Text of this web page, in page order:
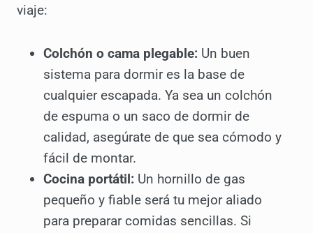
viaje:
Colchón o cama plegable: Un buen
sistema para dormir es la base de
cualquier escapada. Ya sea un colchón
de espuma o un saco de dormir de
calidad, asegúrate de que sea cómodo y
fácil de montar.
Cocina portátil: Un hornillo de gas
pequeño y fiable será tu mejor aliado
para preparar comidas sencillas. Si